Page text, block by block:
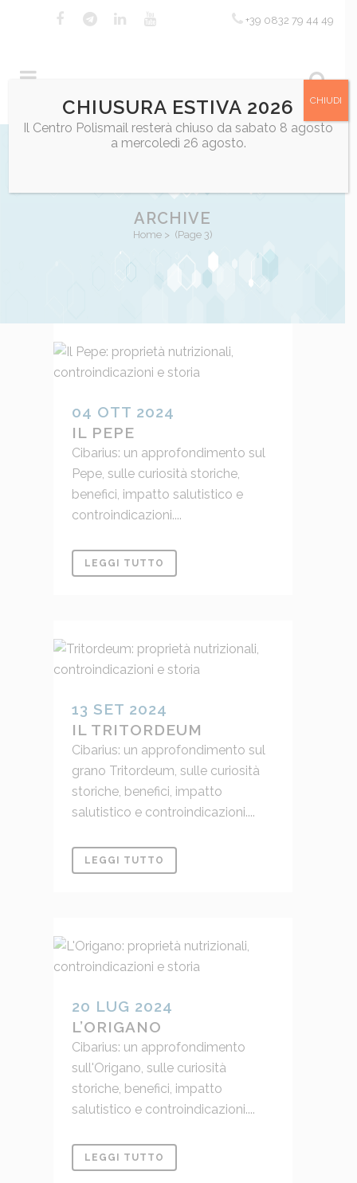
+39 0832 79 44 49
ARCHIVE
Home> (Page 3)
04 OTT 2024
IL PEPE
Cibarius: un approfondimento sul
Pepe, sulle curiosità storiche,
benefici, impatto salutistico e
controindicazioni....
LEGGI TUTTO
13 SET 2024
IL TRITORDEUM
Cibarius: un approfondimento sul
grano Tritordeum, sulle curiosità
storiche, benefici, impatto
salutistico e controindicazioni....
LEGGI TUTTO
20 LUG 2024
L’ORIGANO
Cibarius: un approfondimento
sull'Origano, sulle curiosità
storiche, benefici, impatto
salutistico e controindicazioni....
LEGGI TUTTO
CHIUSURA ESTIVA 2026
Il Centro Polismail resterà chiuso da sabato 8 agosto
a mercoledì 26 agosto.
CHIUDI